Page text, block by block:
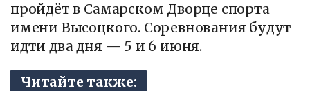
пройдёт в Самарском Дворце спорта
имени Высоцкого. Соревнования будут
идти два дня — 5 и 6 июня.
Читайте также: